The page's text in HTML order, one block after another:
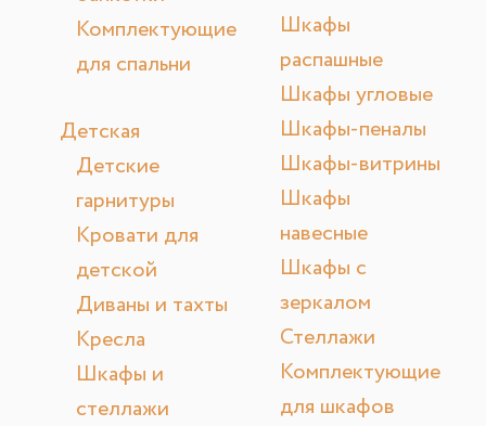
Комплектующие
для спальни
Детская
Детские
гарнитуры
Кровати для
детской
Диваны и тахты
Кресла
Шкафы и
стеллажи
Шкафы
распашные
Шкафы угловые
Шкафы-пеналы
Шкафы-витрины
Шкафы
навесные
Шкафы с
зеркалом
Стеллажи
Комплектующие
для шкафов